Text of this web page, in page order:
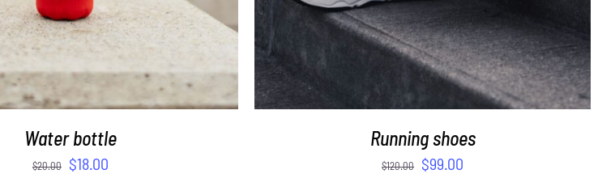
Water bottle
$20.00 $18.00
Running shoes
$120.00 $99.00